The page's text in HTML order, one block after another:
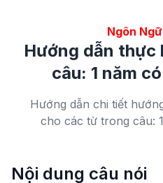
Ngôn
Hướng dẫn thực
câu: 1 năm
Hướng dẫn chi tiết
cho các từ trong câu:
Nội dung câu nói